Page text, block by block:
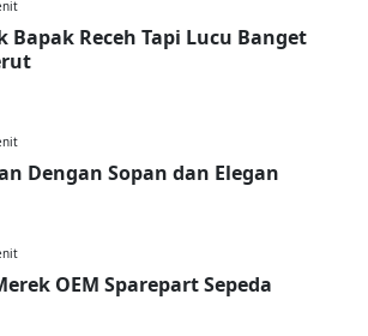
Bapak Receh Tapi Lucu Banget
Dengan Sopan dan Elegan
OEM Sparepart Sepeda